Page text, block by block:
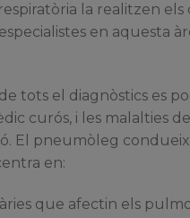
la realitzen els
en aquesta
tots el diagnòstics es
curós, i les malalties
El pneumòleg
en:
que afectin els